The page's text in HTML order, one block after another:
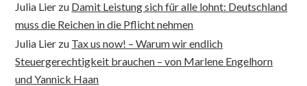
Julia Lier zu Damit Leistung sich für alle lohnt: Deutschland
muss die Reichen in die Pflicht nehmen
Julia Lier zu Tax us now! – Warum wir endlich
Steuergerechtigkeit brauchen – von Marlene Engelhorn
und Yannick Haan